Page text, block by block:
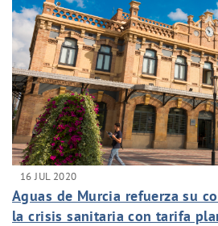
16 JUL 2020
Aguas de Murcia refuerza su
la crisis sanitaria con tarifa